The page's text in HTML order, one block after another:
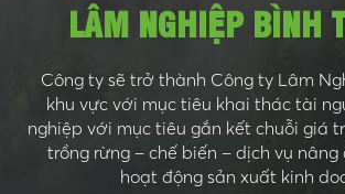
LÂM NGHIỆP BÌNH
Công ty sẽ trở thành Công ty Lâm
khu vực với mục tiêu khai thác tài
nghiệp với mục tiêu gắn kết chuỗi giá
trồng rừng – chế biến – dịch vụ nâng
hoạt động sản xuất kinh